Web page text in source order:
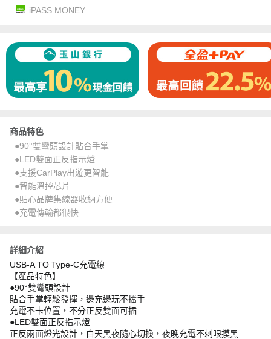
iPASS MONEY
商品特色
●90°雙彎頭設計貼合手掌
●LED雙面正反指示燈
●支援CarPlay出遊更智能
●智能溫控芯片
●貼心品牌集線器收納方便
●充電傳輸都很快
詳細介紹
USB-A TO Type-C充電線
【產品特色】
●90°雙彎頭設計
貼合手掌輕鬆發揮，邊充邊玩不擋手
充電不卡位置，不分正反雙面可插
●LED雙面正反指示燈
正反兩面燈光設計，白天黑夜隨心切換，夜晚充電不刺眼摸黑